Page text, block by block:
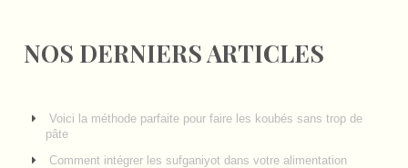
NOS DERNIERS ARTICLES
Voici la méthode parfaite pour faire les koubés sans trop de
pâte
Comment intégrer les sufganiyot dans votre alimentation